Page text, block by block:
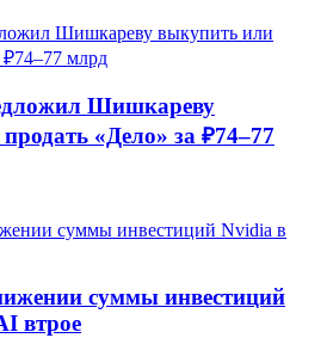
Шишкареву
«Дело» за ₽74–77
суммы инвестиций
втрое